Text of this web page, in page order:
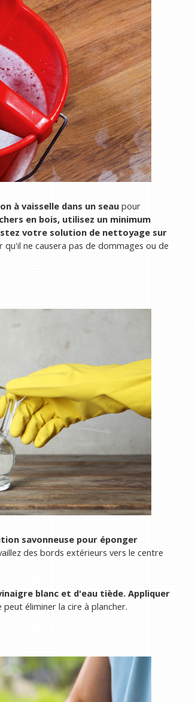
à vaisselle dans un seau pour
en bois, utilisez un minimum
votre solution de nettoyage sur
ne causera pas de dommages ou de
savonneuse pour éponger
des bords extérieurs vers le centre
blanc et d'eau tiède. Appliquer
peut éliminer la cire à plancher.